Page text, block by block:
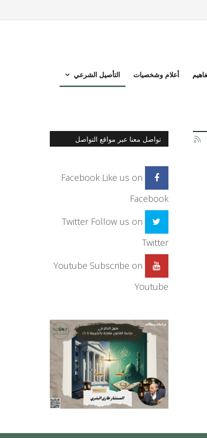
أعلام وشخصيات التأصيل الشرعي
تواصل معنا عبر مواقع التواصل
Facebook Like us on
Facebook
Twitter Follow us on
Twitter
Youtube Subscribe on
Youtube